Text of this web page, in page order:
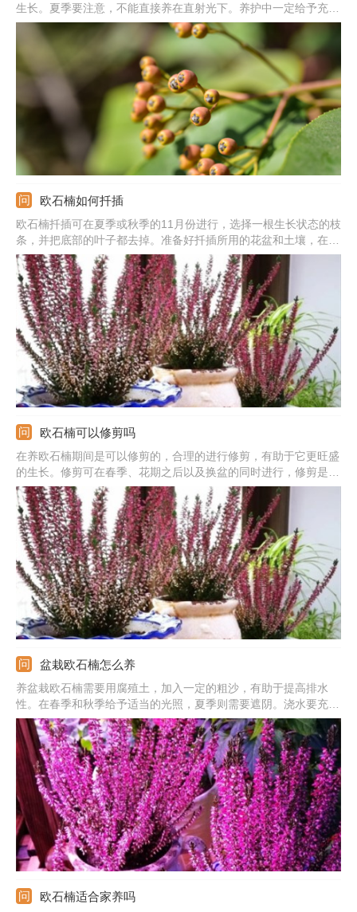
生长。夏季要注意，不能直接养在直射光下。养护中一定给予充足
水分，生长期按时给水，但不能有积水。石楠能耐贫瘠，底部垫上
基肥，之后每年中追肥1-2次。它喜欢温暖的环境，比较的耐寒，
如果阳台温度偏低，还是要做好保暖。
欧石楠如何扦插
欧石楠扦插可在夏季或秋季的11月份进行，选择一根生长状态的枝
条，并把底部的叶子都去掉。准备好扦插所用的花盆和土壤，在土
里挖一个洞后把枝条插进去。扦插后要给它盖上薄膜，等生根后再
逐渐的见光。
欧石楠可以修剪吗
在养欧石楠期间是可以修剪的，合理的进行修剪，有助于它更旺盛
的生长。修剪可在春季、花期之后以及换盆的同时进行，修剪是要
剪掉残花、干枝、病枝以及枯枝。还有换盆时要把腐烂的根剪除，
不过修根后是需要消毒的。
盆栽欧石楠怎么养
养盆栽欧石楠需要用腐殖土，加入一定的粗沙，有助于提高排水
性。在春季和秋季给予适当的光照，夏季则需要遮阴。浇水要充
足，但不能有积水。每月施一次复合肥，幼苗期可多施氮肥，有助
于它的生长。繁殖一般用扦插或播种两种方法。如果遭遇病虫害，
需要将病叶剪除，捕捉害虫，并喷洒多菌灵等药剂防治。
欧石楠适合家养吗